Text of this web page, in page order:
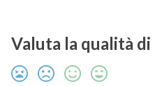
Valuta la qualità